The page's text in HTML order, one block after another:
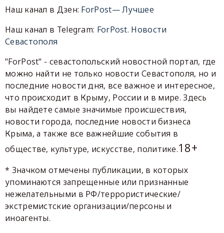
Наш канал в Дзен: ForPost— Лучшее
Наш канал в Telegram: ForPost. Новости
Севастополя
"ForPost" - севастопольский новостной портал, где
можно найти не только новости Севастополя, но и
последние новости дня, все важное и интересное,
что происходит в Крыму, России и в мире. Здесь
вы найдете самые значимые происшествия,
новости города, последние новости бизнеса
Крыма, а также все важнейшие события в
обществе, культуре, искусстве, политике.18+
* Значком отмечены публикации, в которых
упоминаются запрещенные или признанные
нежелательными в РФ/террористические/
экстремистские организации/персоны и
иноагенты.